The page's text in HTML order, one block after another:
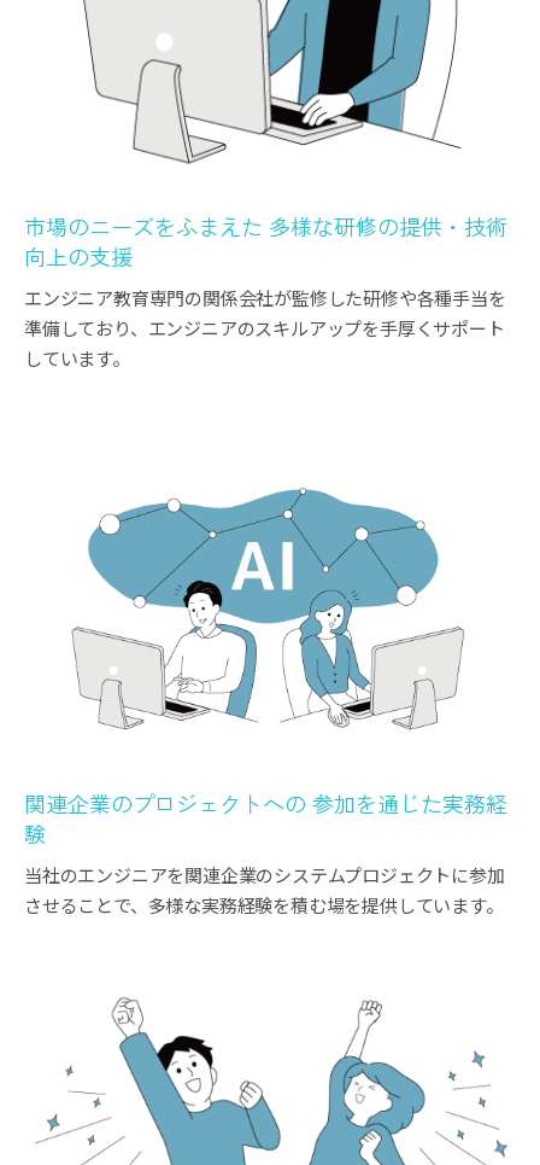
市場のニーズをふまえた 多様な研修の提供・技術
向上の支援
エンジニア教育専門の関係会社が監修した研修や各種手当を
準備しており、エンジニアのスキルアップを手厚くサポート
しています。
関連企業のプロジェクトへの 参加を通じた実務経
験
当社のエンジニアを関連企業のシステムプロジェクトに参加
させることで、多様な実務経験を積む場を提供しています。